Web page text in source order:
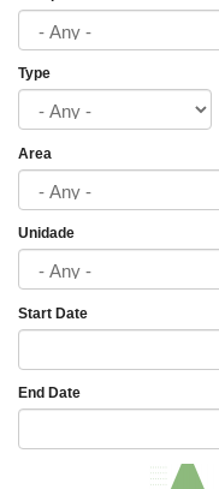
Type
Area
Unidade
Start Date
End Date